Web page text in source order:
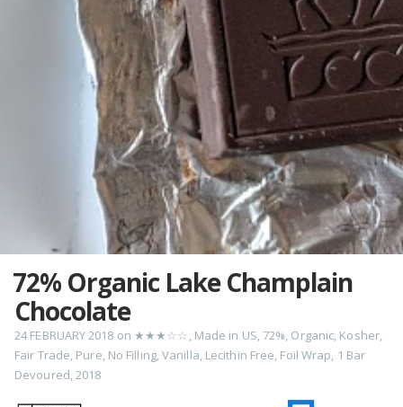
72% Organic Lake Champlain
Chocolate
24 FEBRUARY 2018 on ★★★☆☆, Made in US, 72%, Organic, Kosher,
Fair Trade, Pure, No Filling,Vanilla, Lecithin Free, Foil Wrap, 1 Bar
Devoured,2018